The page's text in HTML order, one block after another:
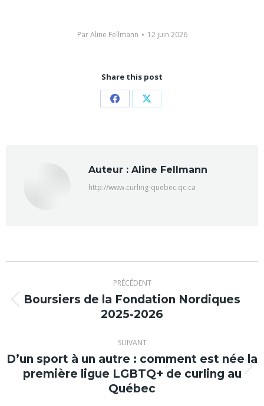
ParAline Fellmann 12 juin 2026
Share this post
PartagerPartager
Auteur : Aline Fellmann
http://www.curling-quebec.qc.ca
Navigation
article
PRÉCÉDENT
Article
précédent
Boursiers de la Fondation Nordiques
2025-2026
SUIVANT
Article
suivant
D’un sport à un autre : comment est née la
première ligue LGBTQ+ de curling au
Québec